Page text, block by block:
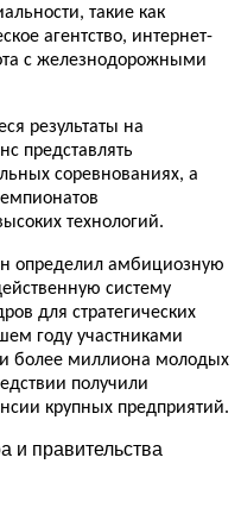
такие как
агентство, интернет-
с железнодорожными
результаты на
представлять
соревнованиях, а
технологий.
определил амбициозную
систему
для стратегических
году участниками
более миллиона молодых
получили
крупных предприятий.
и правительства